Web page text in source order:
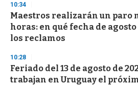
10:34
Maestros realizarán un paro
horas: en qué fecha de
los reclamos
10:28
Feriado del 13 de agosto de
trabajan en Uruguay el